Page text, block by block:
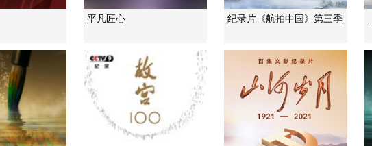
平凡匠心 纪录片《航拍中国》第三季